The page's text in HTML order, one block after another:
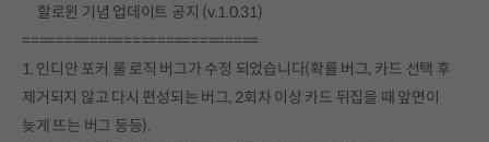
할로윈 기념 업데이트 공지 (v.1.0.31)
============================
1. 인디안 포커 룰 로직 버그가 수정 되었습니다(확률 버그, 카드 선택 후
제거되지 않고 다시 편성되는 버그, 2회차 이상 카드 뒤집을 때 앞면이
늦게 뜨는 버그 등등).